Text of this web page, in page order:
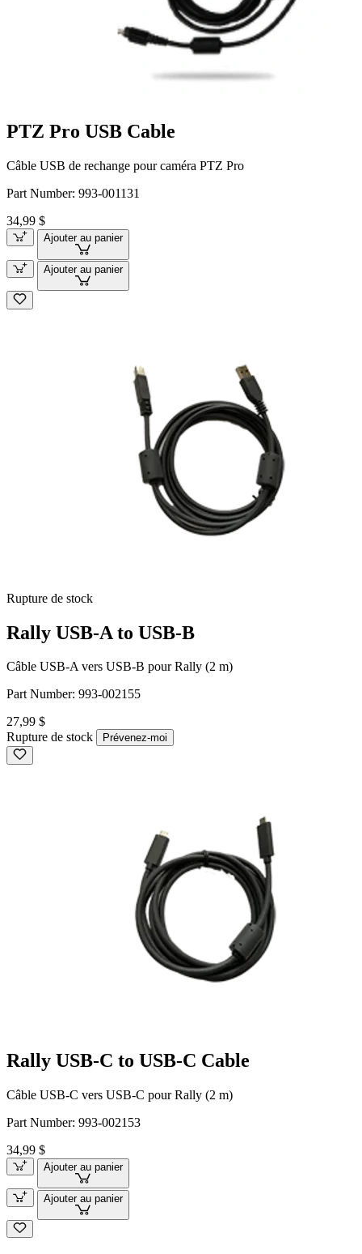
PTZ Pro USB Cable
Câble USB de rechange pour caméra PTZ Pro
Part Number: 993-001131
34,99 $
Ajouter au panier
Ajouter au panier
Rupture de stock
Rally USB-A to USB-B
Câble USB-A vers USB-B pour Rally (2 m)
Part Number: 993-002155
27,99 $
Rupture de stock
Prévenez-moi
Rally USB-C to USB-C Cable
Câble USB-C vers USB-C pour Rally (2 m)
Part Number: 993-002153
34,99 $
Ajouter au panier
Ajouter au panier